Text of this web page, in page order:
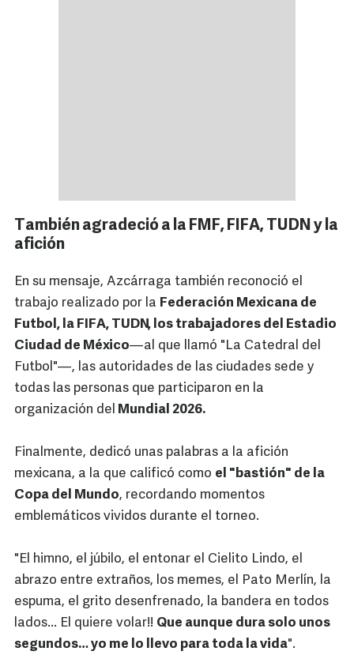
También agradeció a la FMF, FIFA, TUDN y la
afición
En su mensaje, Azcárraga también reconoció el
trabajo realizado por la Federación Mexicana de
Futbol, la FIFA, TUDN, los trabajadores del Estadio
Ciudad de México—al que llamó "La Catedral del
Futbol"—, las autoridades de las ciudades sede y
todas las personas que participaron en la
organización del Mundial 2026.
Finalmente, dedicó unas palabras a la afición
mexicana, a la que calificó como el "bastión" de la
Copa del Mundo, recordando momentos
emblemáticos vividos durante el torneo.
"El himno, el júbilo, el entonar el Cielito Lindo, el
abrazo entre extraños, los memes, el Pato Merlín, la
espuma, el grito desenfrenado, la bandera en todos
lados... El quiere volar!! Que aunque dura solo unos
segundos… yo me lo llevo para toda la vida".